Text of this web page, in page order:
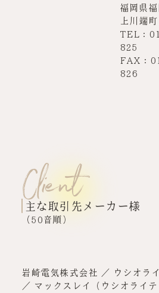
福岡県
上川端
TEL：
825
FAX：
826
Client
主な取引先メーカー様
（50音順）
岩崎電気株式会社 ／ ウシオラ
／ マックスレイ（ウシオライテ